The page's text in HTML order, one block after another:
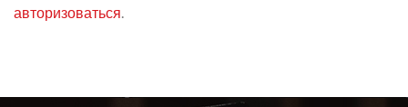
авторизоваться.